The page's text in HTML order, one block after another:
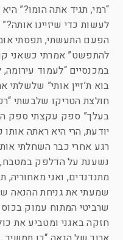
“רמי, תגיד אתה הומו?”
לעשות כדי שיזיינו
הפעם התעשתי, תפסתי
להתפשט” אמרתי כשאני
במכנסיים “לעמוד
בוא ת’זיין אותי” שלשלתי
חולצת הטריקו שלבשתי
בעלך” ספק עקצתי ספק
יודעת, הרי היא ראתה
רגע אחרי כבר השחלתי
נשענת על הדלפק במטבח,
מתנדנדים, ואני
שמעתי את גניחת ההנאה
שרביטי המתוח עמוק
חזקה באגני ומטביע את